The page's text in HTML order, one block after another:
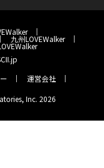
九州LOVEWalker
運営会社
Inc. 2026